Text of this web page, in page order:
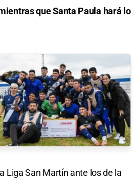
que Santa Paula hará lo
Liga San Martín ante los de la